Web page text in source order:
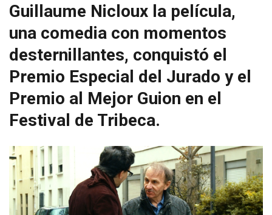
Guillaume Nicloux la película,
una comedia con momentos
desternillantes, conquistó el
Premio Especial del Jurado y el
Premio al Mejor Guion en el
Festival de Tribeca.